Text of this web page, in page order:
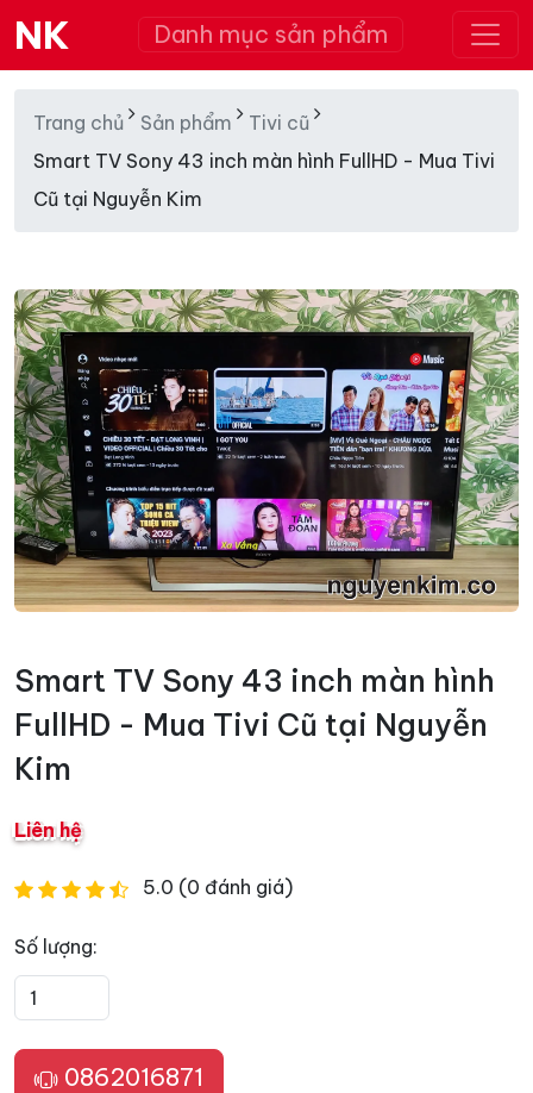
NK Danh mục sản phẩm
Trang chủ Sản phẩm
Tivi cũ
Smart TV Sony 43 inch màn hình FullHD - Mua Tivi
Cũ tại Nguyễn Kim
Smart TV Sony 43 inch màn hình
FullHD - Mua Tivi Cũ tại Nguyễn
Kim
Liên hệ
5.0 (0 đánh giá)
Số lượng:
0862016871